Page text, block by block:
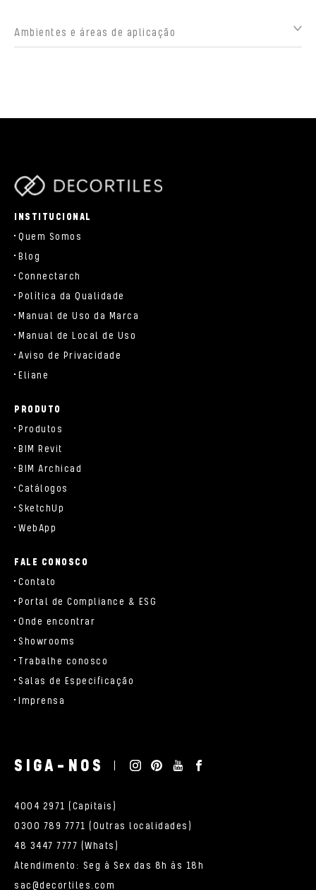
Ambientes e áreas de aplicação
INSTITUCIONAL
Quem Somos
Blog
Connectarch
Política da Qualidade
Manual de Uso da Marca
Manual de Local de Uso
Aviso de Privacidade
Eliane
PRODUTO
Produtos
BIM Revit
BIM Archicad
Catálogos
SketchUp
WebApp
FALE CONOSCO
Contato
Portal de Compliance & ESG
Onde encontrar
Showrooms
Trabalhe conosco
Salas de Especificação
Imprensa
SIGA-NOS
4004 2971 (Capitais)
0300 789 7771 (Outras localidades)
48 3447 7777 (Whats)
Atendimento: Seg à Sex das 8h às 18h
sac@decortiles.com